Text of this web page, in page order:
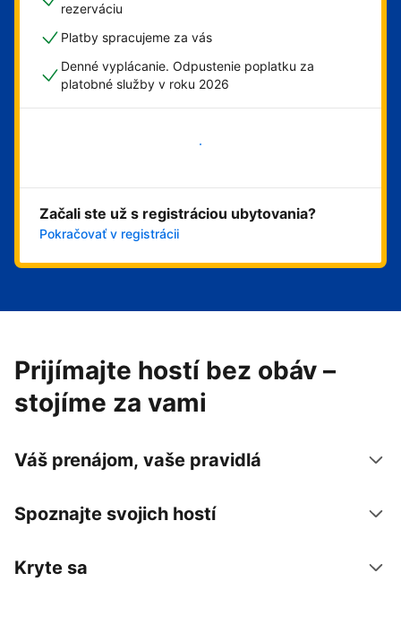
rezerváciu
Platby spracujeme za vás
Denné vyplácanie. Odpustenie poplatku za
platobné služby v roku 2026
Začali ste už s registráciou ubytovania?
Pokračovať v registrácii
Prijímajte hostí bez obáv –
stojíme za vami
Váš prenájom, vaše pravidlá
Spoznajte svojich hostí
Kryte sa